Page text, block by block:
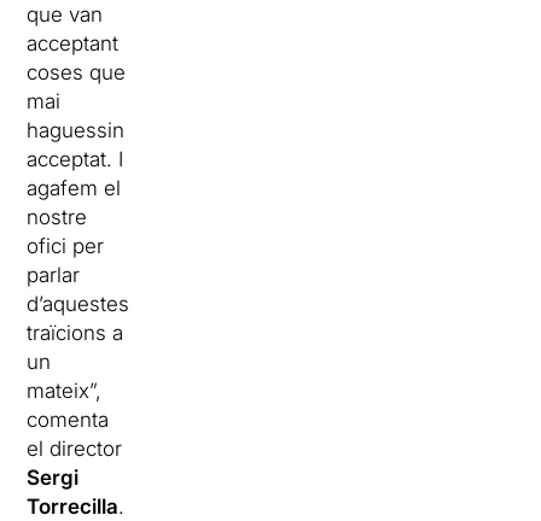
que van
acceptant
coses que
mai
haguessin
acceptat. I
agafem el
nostre
ofici per
parlar
d’aquestes
traïcions a
un
mateix”,
comenta
el director
Sergi
Torrecilla.